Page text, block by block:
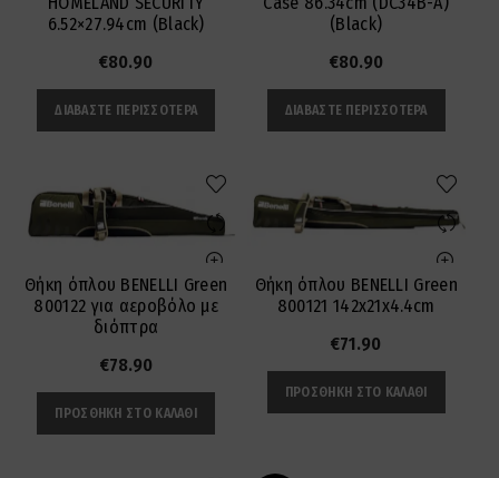
6.52×27.94cm (Black)
€80.90
ΔΙΑΒΆΣΤΕ ΠΕΡΙΣΣΌΤΕΡΑ
(Black)
€80.90
ΔΙΑΒΆΣΤΕ ΠΕΡΙΣΣΌΤΕΡΑ
Θήκη όπλου BENELLI Green
800122 για αεροβόλο με
διόπτρα
€78.90
ΠΡΟΣΘΉΚΗ ΣΤΟ ΚΑΛΆΘΙ
Θήκη όπλου BENELLI Green
800121 142x21x4.4cm
€71.90
ΠΡΟΣΘΉΚΗ ΣΤΟ ΚΑΛΆΘΙ